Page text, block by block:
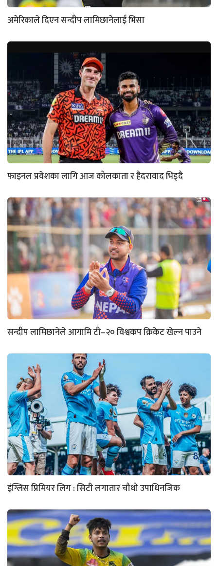
अमेरिकाले दिएन सन्दीप लामिछानेलाई भिसा
फाइनल प्रवेशका लागि आज कोलकाता र हैदरावाद भिड्दै
सन्दीप लामिछानेले आगामि टी–२० विश्वकप क्रिकेट खेल्न पाउने
इंग्लिस प्रिमियर लिग : सिटी लगातार चौथो उपाधिनजिक